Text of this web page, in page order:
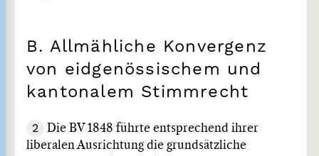
B. Allmähliche Konvergenz
von eidgenössischem und
kantonalem Stimmrecht
2
Die BV 1848 führte entsprechend ihrer
liberalen Ausrichtung die grundsätzliche